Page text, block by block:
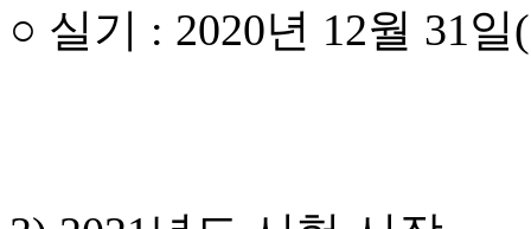
○ 실기 : 2020년 12월 31일